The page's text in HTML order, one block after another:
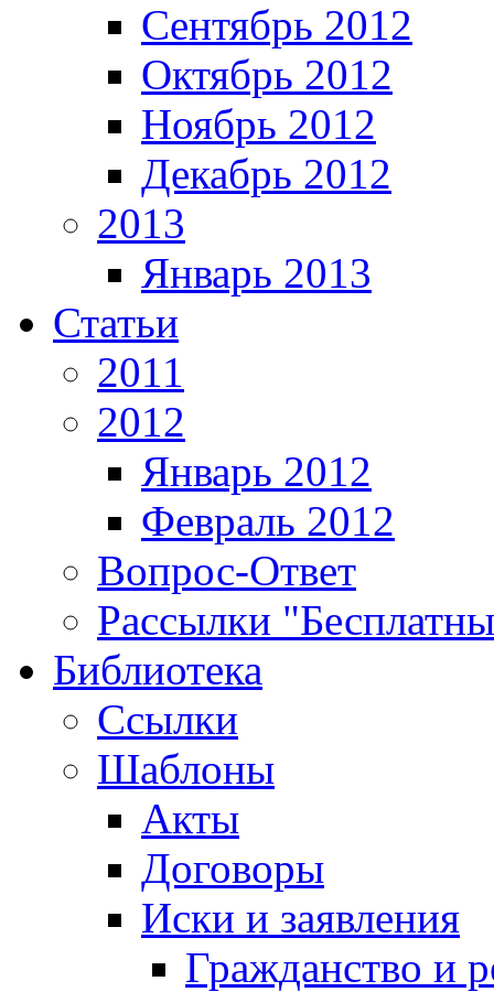
Сентябрь 2012
Октябрь 2012
Ноябрь 2012
Декабрь 2012
2013
Январь 2013
Статьи
2011
2012
Январь 2012
Февраль 2012
Вопрос-Ответ
Рассылки
Библиотека
Ссылки
Шаблоны
Акты
Договоры
Иски и заявления
Гражданство и